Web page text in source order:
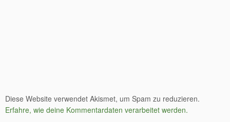
Diese Website verwendet Akismet, um Spam zu reduzieren.
Erfahre, wie deine Kommentardaten verarbeitet werden.